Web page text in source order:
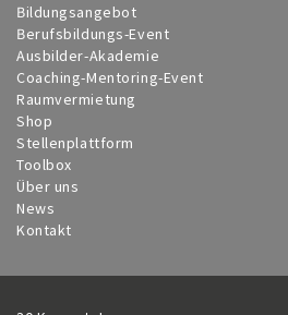
Bildungsangebot
Berufsbildungs-Event
Ausbilder-Akademie
Coaching-Mentoring-Event
Raumvermietung
Shop
Stellenplattform
Toolbox
Über uns
News
Kontakt